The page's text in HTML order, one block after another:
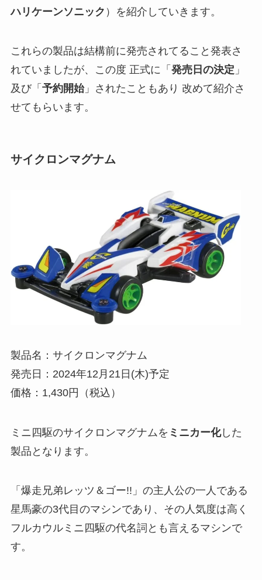
ハリケーンソニック ）を紹介していきます。
これらの製品は結構前に発売されてること発表さ
れていましたが、この度 正式に「 発売日の決定 」
及び「 予約開始」されたこともあり 改めて紹介さ
せてもらいます。
サイクロンマグナム
製品名：サイクロンマグナム
発売日：2024年12月21日(木)予定
価格：1,430円（税込）
ミニ四駆のサイクロンマグナムを ミニカー化した
製品となります。
「爆走兄弟レッツ＆ゴー!!」の主人公の一人である
星馬豪の3代目のマシンであり、その人気度は高く
フルカウルミニ四駆の代名詞とも言えるマシンで
す。